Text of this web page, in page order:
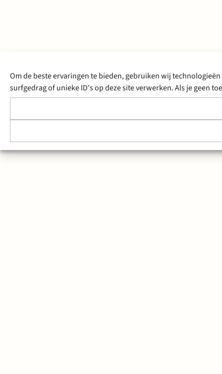
Om de beste ervaringen te bieden, gebruiken wij
surfgedrag of unieke ID's op deze site verwerken. Als je geen